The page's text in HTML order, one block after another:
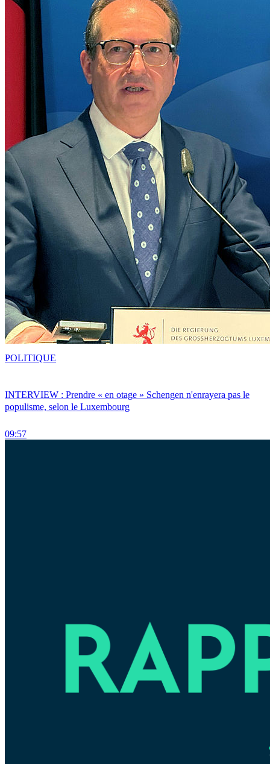
INTERVIEW : Prendre « en otage » Schengen n'enrayera pas le
populisme, selon le Luxembourg
09:57
POLITIQUE